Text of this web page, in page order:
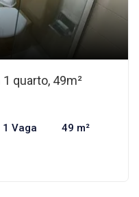
quarto, 49m²
1 Vaga 49 m²